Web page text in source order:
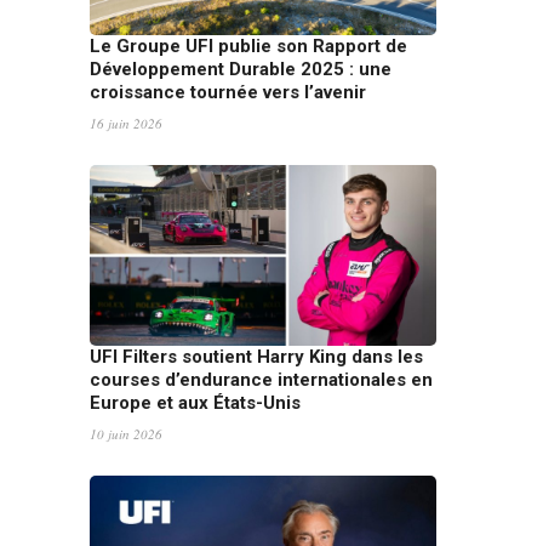
Le Groupe UFI publie son Rapport de
Développement Durable 2025 : une
croissance tournée vers l’avenir
16 juin 2026
UFI Filters soutient Harry King dans les
courses d’endurance internationales en
Europe et aux États-Unis
10 juin 2026